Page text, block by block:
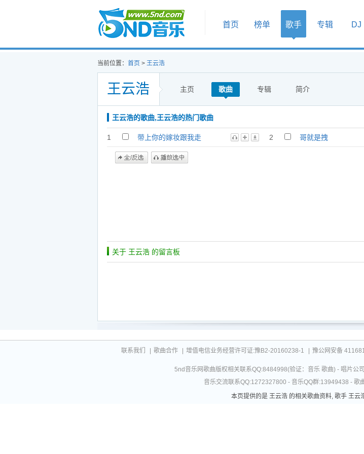
首页
首页 榜单 歌手 专辑 DJ
当前位置： 首页 > 王云浩
王云浩 主页 歌曲 专辑 简介
王云浩的歌曲,王云浩的热门歌曲
1 带上你的嫁妆跟我走 2 哥就是拽
关于 王云浩 的留言板
联系我们 歌曲合作 增值电信业务经营许可证:豫B2-20160238-1 豫公网安备
5nd音乐网歌曲版权相关联系QQ:8484998(验证：音乐 歌曲) - 唱片公
音乐交流联系QQ:1272327800 - 音乐QQ群:13949438 - 歌
本页提供的是 王云浩 的相关歌曲资料, 歌手 王云